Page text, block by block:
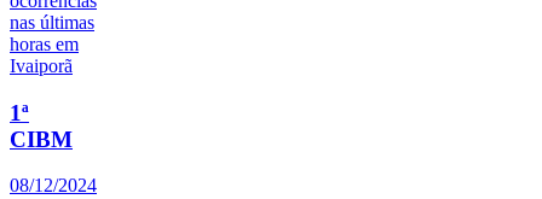
1ª
CIBM
08/12/2024